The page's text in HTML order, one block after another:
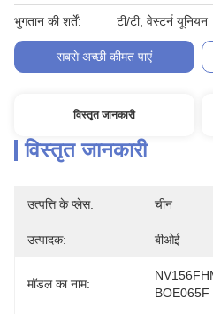
भुगतान की शर्तें: टी/टी, वेस्टर्न यूनियन
सबसे अच्छी कीमत पाएं
विस्तृत जानकारी
विस्तृत जानकारी
उत्पत्ति के प्लेस: चीन
उत्पादक: बीओई
मॉडल का नाम: